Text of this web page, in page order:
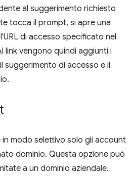
al suggerimento richiesto
tocca il prompt, si apre una
di accesso specificato nel
link vengono quindi aggiunti i
suggerimento di accesso e il
modo selettivo solo gli account
dominio. Questa opzione può
a un dominio aziendale.